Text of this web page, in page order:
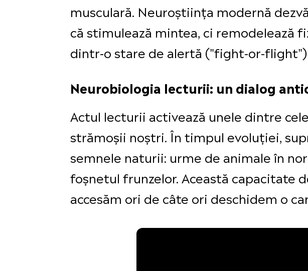
musculară. Neuroștiința modernă
că stimulează mintea, ci remodelează
dintr-o stare de alertă ("fight-or-
Neurobiologia lecturii: un dialog
Actul lecturii activează unele dintre
strămoșii noștri. În timpul evoluției,
semnele naturii: urme de animale în
foșnetul frunzelor. Această capacitate
accesăm ori de câte ori deschidem o